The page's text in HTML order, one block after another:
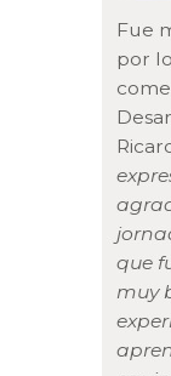
Fue
por
que
muy